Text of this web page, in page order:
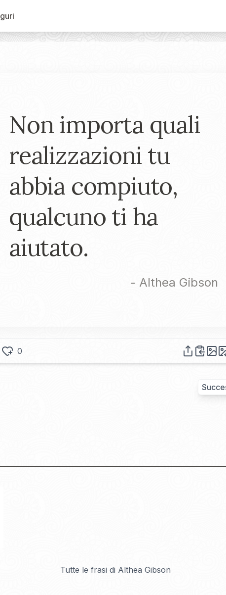
Non importa quali
realizzazioni tu
abbia compiuto,
qualcuno ti ha
aiutato.
- Althea Gibson
0
Tutte le frasi di Althea Gibson